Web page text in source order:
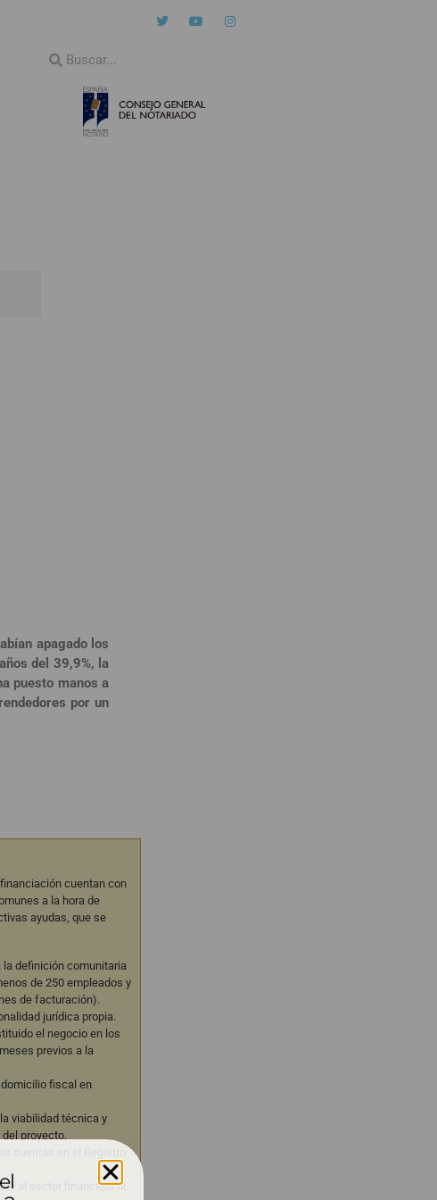
apagado los
del 39,9%, la
puesto manos a
por un
cuentan con
a la hora de
ayudas, que se
la definición comunitaria
de 250 empleados y
de facturación).
jurídica propia.
el negocio en los
previos a la
fiscal en
viabilidad técnica y
proyecto.
al sector financiero ni